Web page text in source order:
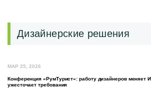
Дизайнерские решения
МАР 25, 2026
Конференция «РумТурист»: работу дизайнеров меняет
ужесточает требования